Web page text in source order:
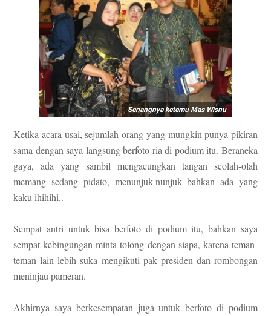
Senangnya ketemu Mas Wisnu
Ketika acara usai, sejumlah orang yang mungkin punya pikiran
sama dengan saya langsung berfoto ria di podium itu. Beraneka
gaya, ada yang sambil mengacungkan tangan seolah-olah
memang sedang pidato, menunjuk-nunjuk bahkan ada yang
kaku ihihihi..
Sempat antri untuk bisa berfoto di podium itu, bahkan saya
sempat kebingungan minta tolong dengan siapa, karena teman-
teman lain lebih suka mengikuti pak presiden dan rombongan
meninjau pameran.
Akhirnya saya berkesempatan juga untuk berfoto di podium